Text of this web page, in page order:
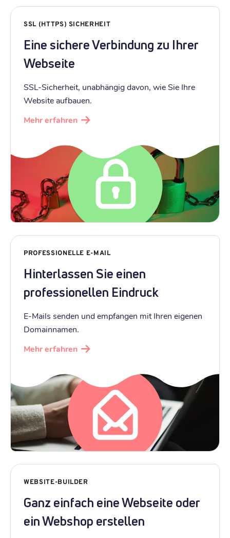
SSL (HTTPS) SICHERHEIT
Eine sichere Verbindung zu Ihrer
Webseite
SSL-Sicherheit, unabhängig davon, wie Sie Ihre
Website aufbauen.
Mehr erfahren
PROFESSIONELLE E-MAIL
Hinterlassen Sie einen
professionellen Eindruck
E-Mails senden und empfangen mit Ihren eigenen
Domainnamen.
Mehr erfahren
WEBSITE-BUILDER
Ganz einfach eine Webseite oder
ein Webshop erstellen